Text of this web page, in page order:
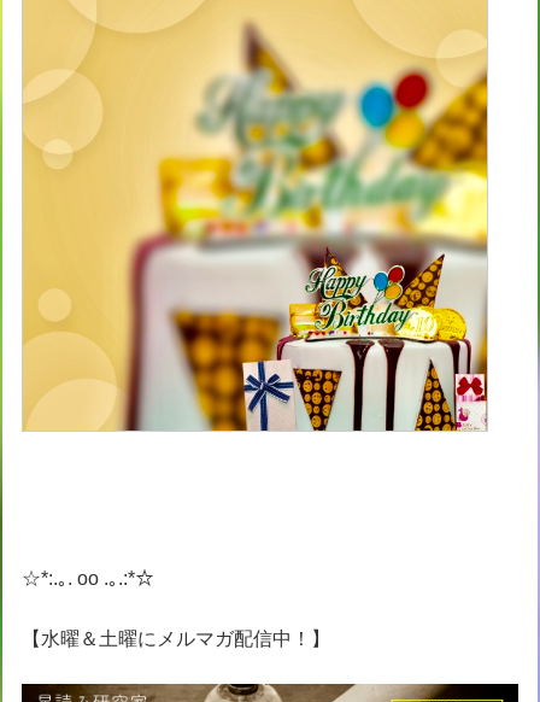
☆*:.｡. oo .｡.:*☆
【水曜＆土曜にメルマガ配信中！】